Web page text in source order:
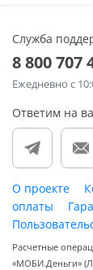
Служба
8 800 707
Ежедневно с
Ответим на
О проекте
оплаты
Расчетные
«МОБИ.Деньги»